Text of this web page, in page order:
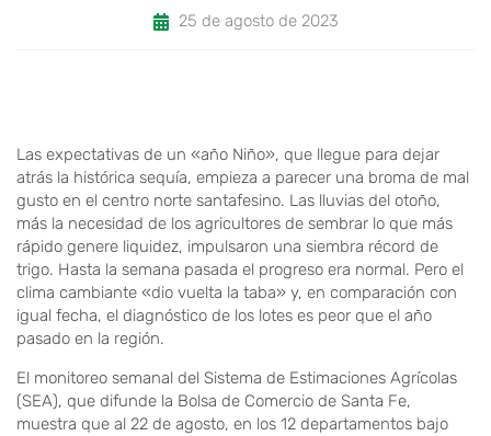
25 de agosto de 2023
Las expectativas de un «año Niño», que llegue para dejar
atrás la histórica sequía, empieza a parecer una broma de mal
gusto en el centro norte santafesino. Las lluvias del otoño,
más la necesidad de los agricultores de sembrar lo que más
rápido genere liquidez, impulsaron una siembra récord de
trigo. Hasta la semana pasada el progreso era normal. Pero el
clima cambiante «dio vuelta la taba» y, en comparación con
igual fecha, el diagnóstico de los lotes es peor que el año
pasado en la región.
El monitoreo semanal del Sistema de Estimaciones Agrícolas
(SEA), que difunde la Bolsa de Comercio de Santa Fe,
muestra que al 22 de agosto, en los 12 departamentos bajo